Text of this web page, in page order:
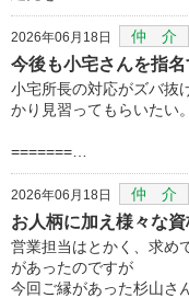
2026年06月18日 仲 介
今後も小宅さんを指
小宅所長の対応がズバ抜
かり見習ってもらいたい
=======…
2026年06月18日 仲 介
お人柄に加え様々な
営業担当はとかく、求め
があったのですが
今回ご縁があった杉山さ